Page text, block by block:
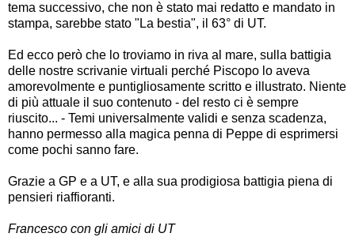
tema successivo, che non è stato mai redatto e mandato in
stampa, sarebbe stato "La bestia", il 63° di UT.
Ed ecco però che lo troviamo in riva al mare, sulla battigia
delle nostre scrivanie virtuali perché Piscopo lo aveva
amorevolmente e puntigliosamente scritto e illustrato. Niente
di più attuale il suo contenuto - del resto ci è sempre
riuscito... - Temi universalmente validi e senza scadenza,
hanno permesso alla magica penna di Peppe di esprimersi
come pochi sanno fare.
Grazie a GP e a UT, e alla sua prodigiosa battigia piena di
pensieri riaffioranti.
Francesco con gli amici di UT